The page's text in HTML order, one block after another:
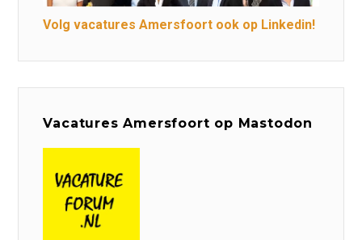
Volg vacatures Amersfoort ook op Linkedin!
Vacatures Amersfoort op Mastodon